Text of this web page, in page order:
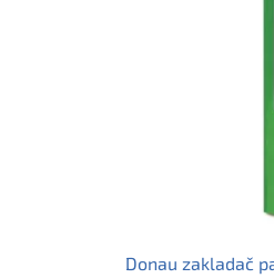
Donau zakladač